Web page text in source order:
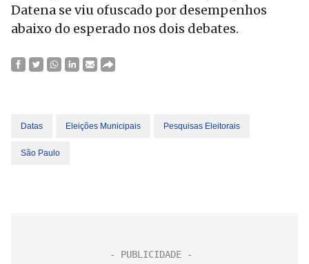
Datena se viu ofuscado por desempenhos
abaixo do esperado nos dois debates.
Datas Eleições Municipais Pesquisas Eleitorais
São Paulo